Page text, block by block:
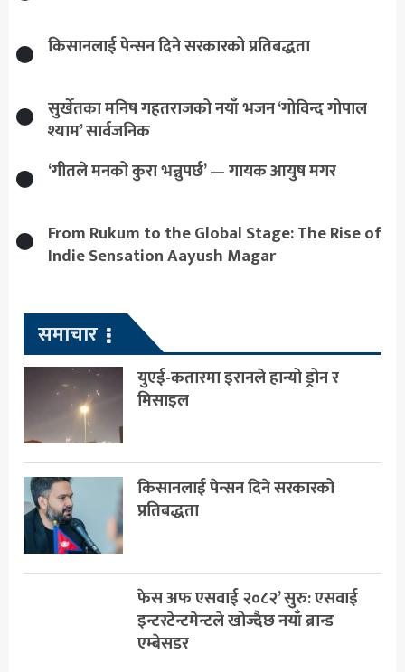
किसानलाई पेन्सन दिने सरकारको प्रतिबद्धता
सुर्खेतका मनिष गहतराजको नयाँ भजन ‘गोविन्द गोपाल
श्याम’ सार्वजनिक
‘गीतले मनको कुरा भन्नुपर्छ’ — गायक आयुष मगर
From Rukum to the Global Stage: The Rise of
Indie Sensation Aayush Magar
समाचार
युएई-कतारमा इरानले हान्यो ड्रोन र
मिसाइल
किसानलाई पेन्सन दिने सरकारको
प्रतिबद्धता
फेस अफ एसवाई २०८२’ सुरु: एसवाई
इन्टरटेन्टमेन्टले खोज्दैछ नयाँ ब्रान्ड
एम्बेसडर